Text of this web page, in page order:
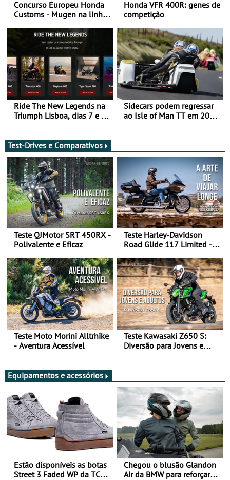
Concurso Europeu Honda
Customs - Mugen na linha
ganhar
Honda VFR 400R: genes de
competição
Ride The New Legends na
Triumph Lisboa, dias 7 e 8
Sidecars podem regressar
ao Isle of Man TT em 2027
Test-Drives e Comparativos
Teste QJMotor SRT 450RX -
Polivalente e Eficaz
Teste Harley-Davidson
Road Glide 117 Limited - A
Teste Moto Morini Alltrhike
- Aventura Acessível
Teste Kawasaki Z650 S:
Diversão para Jovens e
Equipamentos e acessórios
Estão disponíveis as botas
Street 3 Faded WP da TCX
Chegou o blusão Glandon
Air da BMW para reforçar